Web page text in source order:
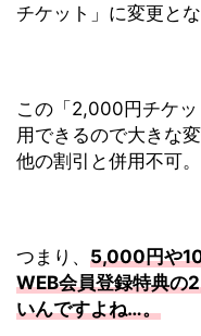
チケット」に変更とな
この「2,000円チケ
用できるので大きな
他の割引と併用不可。
つまり、 5,000円や
WEB会員登録特典の
いんですよね…。